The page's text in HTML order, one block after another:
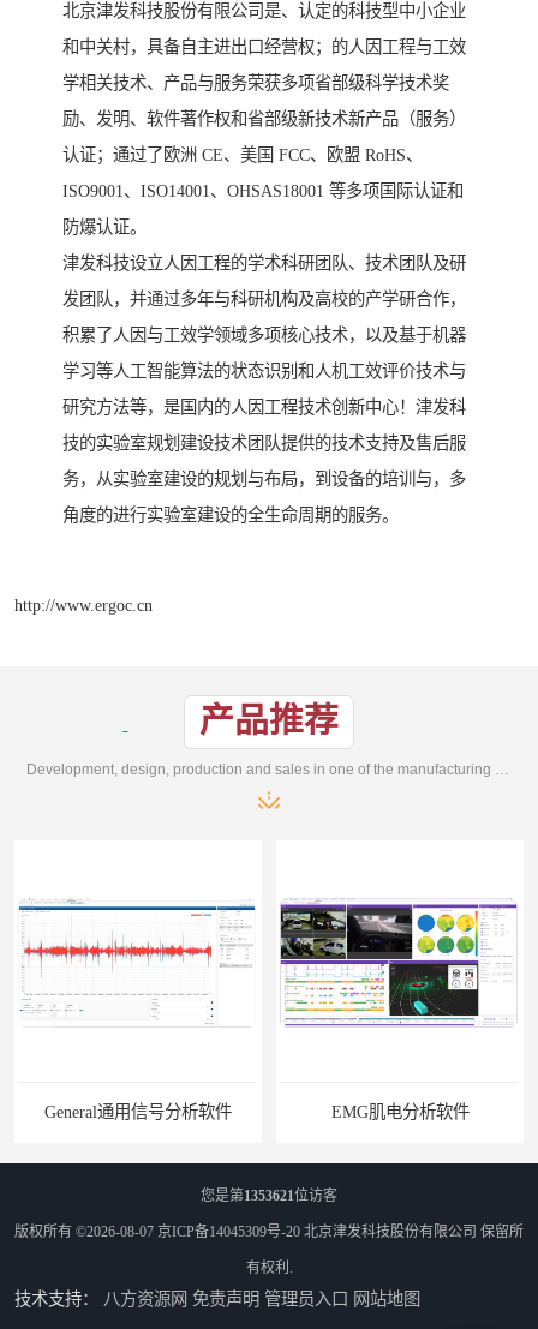
北京津发科技股份有限公司是、认定的科技型中小企业
和中关村，具备自主进出口经营权；的人因工程与工效
学相关技术、产品与服务荣获多项省部级科学技术奖
励、发明、软件著作权和省部级新技术新产品（服务）
认证；通过了欧洲 CE、美国 FCC、欧盟 RoHS、
ISO9001、ISO14001、OHSAS18001 等多项国际认证和
防爆认证。
津发科技设立人因工程的学术科研团队、技术团队及研
发团队，并通过多年与科研机构及高校的产学研合作，
积累了人因与工效学领域多项核心技术，以及基于机器
学习等人工智能算法的状态识别和人机工效评价技术与
研究方法等，是国内的人因工程技术创新中心！津发科
技的实验室规划建设技术团队提供的技术支持及售后服
务，从实验室建设的规划与布局，到设备的培训与，多
角度的进行实验室建设的全生命周期的服务。
http://www.ergoc.cn
产品推荐
General通用信号分析软件 EMG肌电分析软件
您是第1353621位访客
版权所有 ©2026-08-07 京ICP备14045309号-20 北京津发科技股份有限公司 保留所
有权利.
技术支持： 八方资源网 免责声明 管理员入口 网站地图